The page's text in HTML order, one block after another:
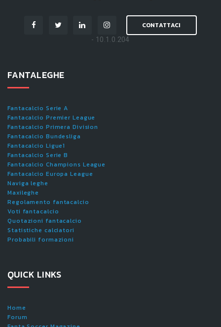
CONTATTACI
- 10.1.0.204
FANTALEGHE
Fantacalcio Serie A
Fantacalcio Premier League
Fantacalcio Primera Division
Fantacalcio Bundesliga
Fantacalcio Ligue1
Fantacalcio Serie B
Fantacalcio Champions League
Fantacalcio Europa League
Naviga leghe
Maxileghe
Regolamento fantacalcio
Voti fantacalcio
Quotazioni fantacalcio
Statistiche calciatori
Probabili formazioni
QUICK LINKS
Home
Forum